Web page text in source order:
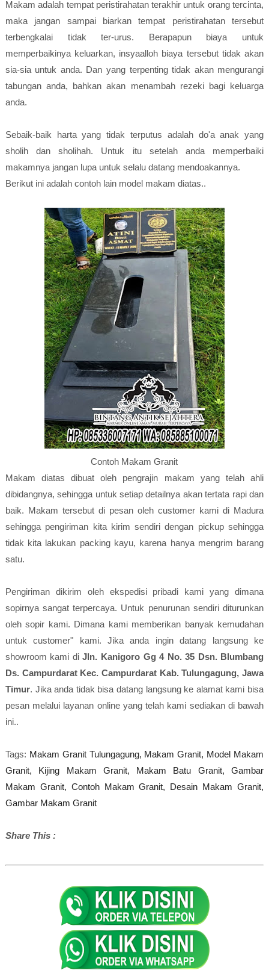
Makam adalah tempat peristirahatan terakhir untuk orang tercinta,
maka jangan sampai biarkan tempat peristirahatan tersebut
terbengkalai tidak ter-urus. Berapapun biaya untuk
memperbaikinya keluarkan, insyaalloh biaya tersebut tidak akan
sia-sia untuk anda. Dan yang terpenting tidak akan mengurangi
tabungan anda, bahkan akan menambah rezeki bagi keluarga
anda.
Sebaik-baik harta yang tidak terputus adalah do'a anak yang
sholih dan sholihah. Untuk itu setelah anda memperbaiki
makamnya jangan lupa untuk selalu datang mendoakannya.
Berikut ini adalah contoh lain model makam diatas..
Contoh Makam Granit
Makam diatas dibuat oleh pengrajin makam yang telah ahli
dibidangnya, sehingga untuk setiap detailnya akan tertata rapi dan
baik. Makam tersebut di pesan oleh customer kami di Madura
sehingga pengiriman kita kirim sendiri dengan pickup sehingga
tidak kita lakukan packing kayu, karena hanya mengrim barang
satu.
Pengiriman dikirim oleh ekspedisi pribadi kami yang dimana
sopirnya sangat terpercaya. Untuk penurunan sendiri diturunkan
oleh sopir kami. Dimana kami memberikan banyak kemudahan
untuk customer" kami. Jika anda ingin datang langsung ke
showroom kami diJln. Kanigoro Gg 4 No. 35 Dsn. Blumbang
Ds. Campurdarat Kec. Campurdarat Kab. Tulungagung, Jawa
Timur. Jika anda tidak bisa datang langsung ke alamat kami bisa
pesan melalui layanan online yang telah kami sediakan di bawah
ini..
Tags: Makam Granit Tulungagung, Makam Granit, Model Makam
Granit,
Kijing Makam Granit, Makam Batu Granit,
Gambar
Makam Granit, Contoh Makam Granit, Desain Makam Granit,
Gambar Makam Granit
Share This :